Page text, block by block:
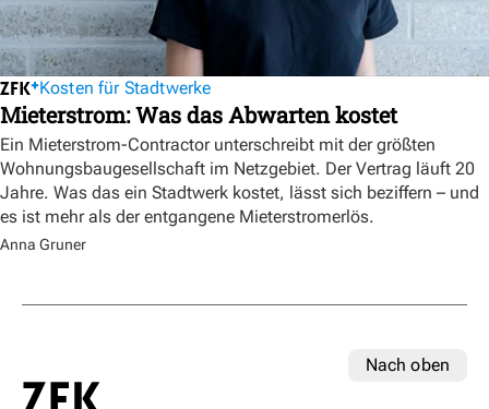
Kosten für Stadtwerke
Mieterstrom: Was das Abwarten kostet
Ein Mieterstrom-Contractor unterschreibt mit der größten
Wohnungsbaugesellschaft im Netzgebiet. Der Vertrag läuft 20
Jahre. Was das ein Stadtwerk kostet, lässt sich beziffern – und
es ist mehr als der entgangene Mieterstromerlös.
Anna Gruner
Nach oben